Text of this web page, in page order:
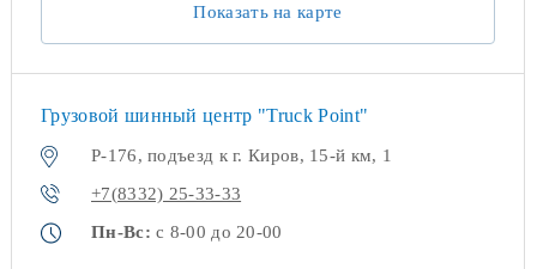
Показать на карте
Грузовой шинный центр "Truck Point"
Р-176, подъезд к г. Киров, 15-й км, 1
+7(8332) 25-33-33
Пн-Вс: с 8-00 до 20-00